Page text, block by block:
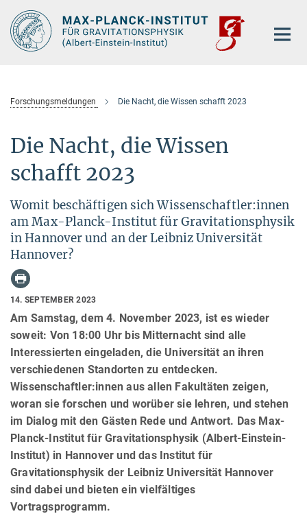
Hauptinhalt
Forschungsmeldungen Die Nacht, die Wissen schafft 2023
Die Nacht, die Wissen
schafft 2023
Womit beschäftigen sich Wissenschaftler:innen
am Max-Planck-Institut für Gravitationsphysik
in Hannover und an der Leibniz Universität
Hannover?
14. SEPTEMBER 2023
Am Samstag, dem 4. November 2023, ist es wieder
soweit: Von 18:00 Uhr bis Mitternacht sind alle
Interessierten eingeladen, die Universität an ihren
verschiedenen Standorten zu entdecken.
Wissenschaftler:innen aus allen Fakultäten zeigen,
woran sie forschen und worüber sie lehren, und stehen
im Dialog mit den Gästen Rede und Antwort. Das Max-
Planck-Institut für Gravitationsphysik (Albert-Einstein-
Institut) in Hannover und das Institut für
Gravitationsphysik der Leibniz Universität Hannover
sind dabei und bieten ein vielfältiges
Vortragsprogramm.